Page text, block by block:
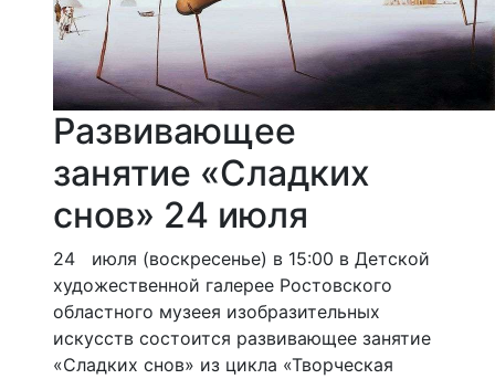
Развивающее
занятие «Сладких
снов» 24 июля
24 июля (воскресенье) в 15:00 в Детской
художественной галерее Ростовского
областного музеея изобразительных
искусств состоится развивающее занятие
«Сладких снов» из цикла «Творческая